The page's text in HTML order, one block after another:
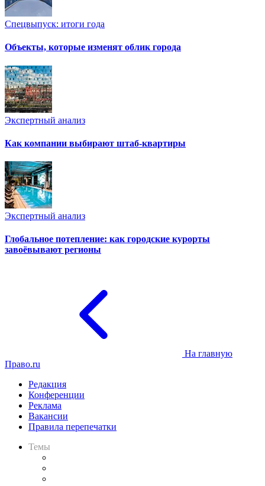
Спецвыпуск: итоги года
Объекты, которые изменят облик города
Экспертный анализ
Как компании выбирают штаб-квартиры
Экспертный анализ
Глобальное потепление: как городские курорты
завоёвывают регионы
На главную
Право.ru
Редакция
Конференции
Реклама
Вакансии
Правила перепечатки
Темы